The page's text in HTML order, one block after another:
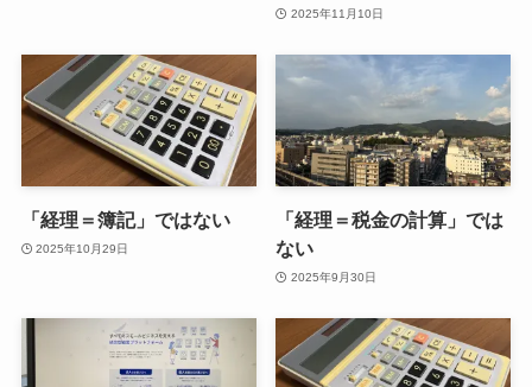
2025年11月10日
「経理＝簿記」ではない
2025年10月29日
「経理＝税金の計算」では
ない
2025年9月30日